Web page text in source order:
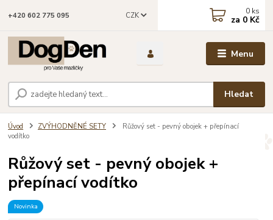
Menu
CZK
Hledat
+420 602 775 095 0 ks
za 0 Kč
Úvod ZVÝHODNĚNÉ SETY
Růžový set - pevný obojek + přepínací
vodítko
Růžový set - pevný obojek +
přepínací vodítko
Novinka